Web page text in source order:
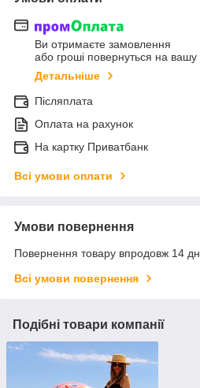
Ви отримаєте замовлення
або гроші повернуться на вашу
Детальніше
Післяплата
Оплата на рахунок
На картку Приватбанк
Всі умови оплати
Умови повернення
Повернення товару впродовж 14
Всі умови повернення
Подібні товари компанії